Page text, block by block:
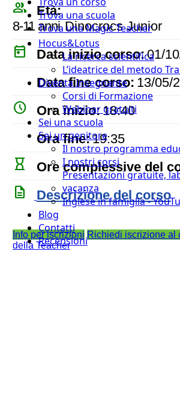
Trova una scuola
Trova una Magic Teacher
Hocus&Lotus
La ricerca scientifica
L’ideatrice del metodo
Diventa Insegnante
Corsi di Formazione
Webinar gratuiti
Sei una scuola
Sei un genitore
Il nostro programma
I nostri corsi
Presentazioni gratuite,
vacanza
Inglese in famiglia -
Blog
Contatti
Recensioni
people_outline
Età:
8-11 anni Dinocrocs Junior
today Data inizio corso:01/
event Data fine corso: 13/05/
watch_later Ora inizio:18:40
Ora fine:19:35
hourglass_empty Ore complessive del
description Descrizione del corso
Info per iscrizioni Richiedi iscrizione al
della Teacher